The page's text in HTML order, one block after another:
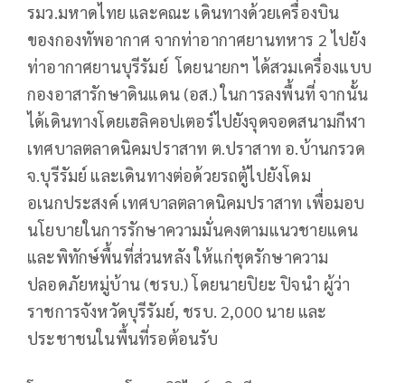
รมว.มหาดไทย และคณะ เดินทางด้วยเครื่องบิน
ของกองทัพอากาศ จากท่าอากาศยานทหาร 2 ไปยัง
ท่าอากาศยานบุรีรัมย์ โดยนายกฯ ได้สวมเครื่องแบบ
กองอาสารักษาดินแดน (อส.) ในการลงพื้นที่ จากนั้น
ได้เดินทางโดยเฮลิคอปเตอร์ไปยังจุดจอดสนามกีฬา
เทศบาลตลาดนิคมปราสาท ต.ปราสาท อ.บ้านกรวด
จ.บุรีรัมย์ และเดินทางต่อด้วยรถตู้ไปยังโดม
อเนกประสงค์ เทศบาลตลาดนิคมปราสาท เพื่อมอบ
นโยบายในการรักษาความมั่นคงตามแนวชายแดน
และพิทักษ์พื้นที่ส่วนหลัง ให้แก่ชุดรักษาความ
ปลอดภัยหมู่บ้าน (ชรบ.) โดยนายปิยะ ปิจนำ ผู้ว่า
ราชการจังหวัดบุรีรัมย์, ชรบ. 2,000 นาย และ
ประชาชนในพื้นที่รอต้อนรับ